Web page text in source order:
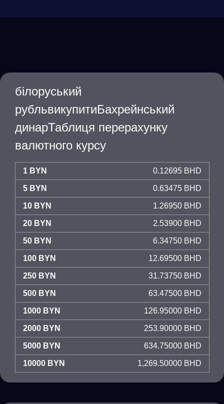
білоруський
рубльвикупитиБахрейнський
динарТаблиця перерахунку
валютного курсу
1 BYN 0.12695 BHD
5 BYN 0.63475 BHD
10 BYN 1.26950 BHD
20 BYN 2.53900 BHD
50 BYN 6.34750 BHD
100 BYN 12.69500 BHD
250 BYN 31.73750 BHD
500 BYN 63.47500 BHD
1000 BYN 126.95000 BHD
2000 BYN 253.90000 BHD
5000 BYN 634.75000 BHD
10000 BYN 1,269.50000 BHD